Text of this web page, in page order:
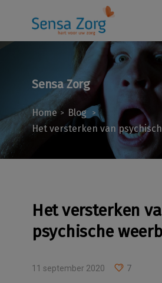
Sensa Zorg
Home > Blog >
Het versterken van
Het versterken
psychische
11 september 2020 7